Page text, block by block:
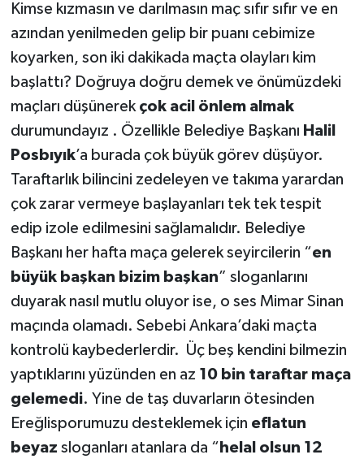
Kimse kızmasın ve darılmasın maç sıfır sıfır ve en
azından yenilmeden gelip bir puanı cebimize
koyarken, son iki dakikada maçta olayları kim
başlattı? Doğruya doğru demek ve önümüzdeki
maçları düşünerek çok acil önlem almak
durumundayız . Özellikle Belediye Başkanı Halil
Posbıyık’a burada çok büyük görev düşüyor.
Taraftarlık bilincini zedeleyen ve takıma yarardan
çok zarar vermeye başlayanları tek tek tespit
edip izole edilmesini sağlamalıdır. Belediye
Başkanı her hafta maça gelerek seyircilerin “en
büyük başkan bizim başkan” sloganlarını
duyarak nasıl mutlu oluyor ise, o ses Mimar Sinan
maçında olamadı. Sebebi Ankara’daki maçta
kontrolü kaybederlerdir. Üç beş kendini bilmezin
yaptıklarını yüzünden en az 10 bin taraftar maça
gelemedi. Yine de taş duvarların ötesinden
Ereğlisporumuzu desteklemek için eflatun
beyaz sloganları atanlara da “ helal olsun 12